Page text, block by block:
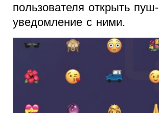
пользователя открыть пуш-
уведомление с ними.